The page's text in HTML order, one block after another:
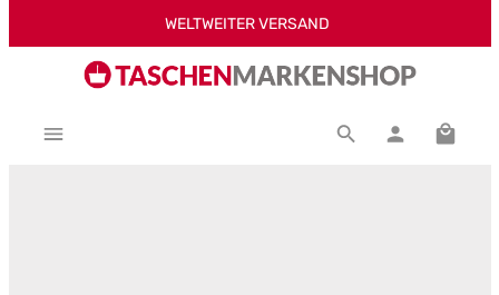
Zum Hauptinhalt springenWELTWEITER VERSAND